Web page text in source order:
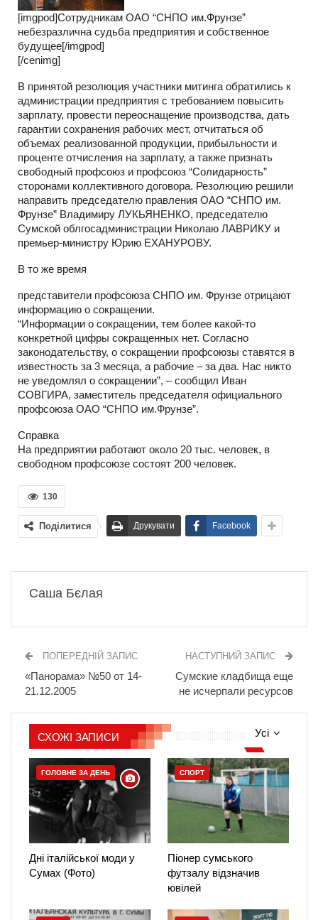
[imgpod]Сотрудникам ОАО “СНПО им.Фрунзе”
небезразлична судьба предприятия и собственное
будущее[/imgpod]
[/cenimg]
В принятой резолюция участники митинга обратились к
администрации предприятия с требованием повысить
зарплату, провести переоснащение производства, дать
гарантии сохранения рабочих мест, отчитаться об
объемах реализованной продукции, прибыльности и
проценте отчисления на зарплату, а также признать
свободный профсоюз и профсоюз “Солидарность”
сторонами коллективного договора. Резолюцию решили
направить председателю правления ОАО “СНПО им.
Фрунзе” Владимиру ЛУКЬЯНЕНКО, председателю
Сумской облгосадминистрации Николаю ЛАВРИКУ и
премьер-министру Юрию ЕХАНУРОВУ.
В то же время
представители профсоюза СНПО им. Фрунзе отрицают
информацию о сокращении.
“Информации о сокращении, тем более какой-то
конкретной цифры сокращенных нет. Согласно
законодательству, о сокращении профсоюзы ставятся в
известность за 3 месяца, а рабочие – за два. Нас никто
не уведомлял о сокращении”, – сообщил Иван
СОВГИРА, заместитель председателя официального
профсоюза ОАО “СНПО им.Фрунзе”.
Справка
На предприятии работают около 20 тыс. человек, в
свободном профсоюзе состоят 200 человек.
130
Поділитися Друкувати Facebook
Саша Бєлая
ПОПЕРЕДНІЙ ЗАПИС
«Панорама» №50 от 14-
21.12.2005
НАСТУПНИЙ ЗАПИС
Сумские кладбища еще
не исчерпали ресурсов
Усі
СХОЖІ ЗАПИСИ
ГОЛОВНЕ ЗА ДЕНЬ
Дні італійської моди у
Сумах (Фото)
СПОРТ
Піонер сумського
футзалу відзначив
ювілей